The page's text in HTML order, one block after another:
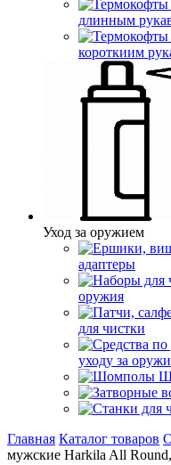
длинным
короткиим
Уход за оружием
адаптеры
оружия
для чистки
уходу за
Главная Каталог товаров
мужские Harkila All